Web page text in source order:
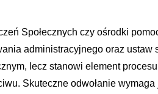
Społecznych czy ośrodki
administracyjnego oraz ustaw
lecz stanowi element
Skuteczne odwołanie